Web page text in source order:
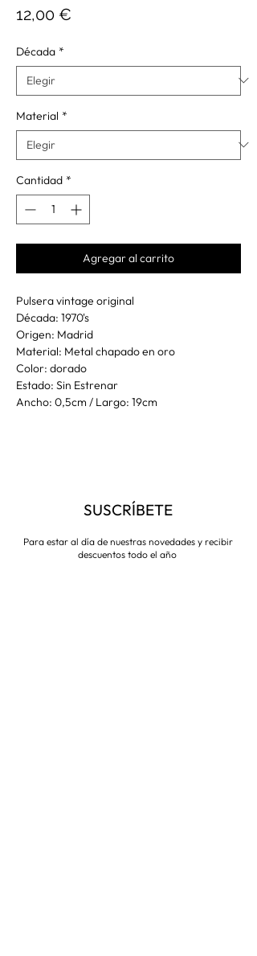
12,00 €
Década *
Material *
Cantidad *
Agregar al carrito
Pulsera vintage original
Década: 1970's
Origen: Madrid
Material: Metal chapado en oro
Color: dorado
Estado: Sin Estrenar
Ancho: 0,5cm / Largo: 19cm
SUSCRÍBETE
Para estar al día de nuestras novedades y recibir
descuentos todo el año